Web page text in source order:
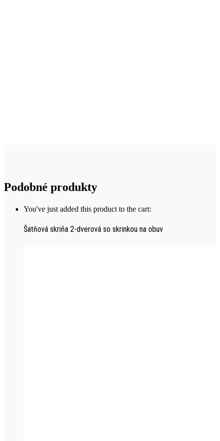
Podobné produkty
You've just added this product to the cart:
Šatňová skriňa 2-dverová so skrinkou na obuv